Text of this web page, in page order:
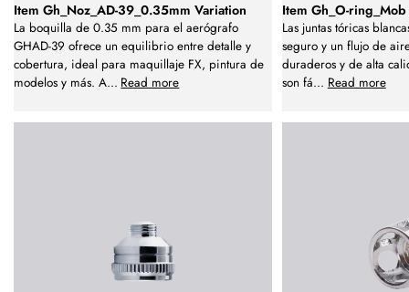
Item Gh_Noz_AD-39_0.35mm Variation
La boquilla de 0.35 mm para el aerógrafo
GHAD-39 ofrece un equilibrio entre detalle y
cobertura, ideal para maquillaje FX, pintura de
modelos y más. A... Read more
Item Gh_O-
Las juntas tóricas
seguro y un flujo de
duraderos y de alta
son fá... Read more